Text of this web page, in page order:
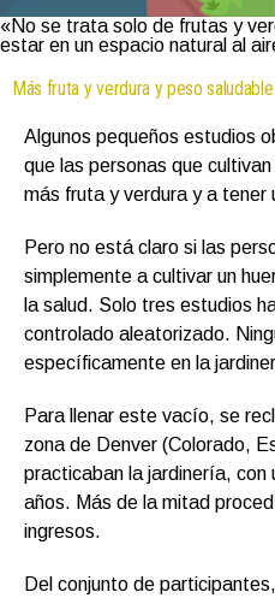
«No se trata solo de frutas y
estar en un espacio natural al
Más fruta y verdura y peso saludable
Algunos pequeños estudios
que las personas que
más fruta y verdura y a tener
Pero no está claro si las
simplemente a cultivar un
la salud. Solo tres estudios
controlado aleatorizado.
específicamente en la
Para llenar este vacío, se
zona de Denver (Colorado,
practicaban la jardinería, con
años. Más de la mitad
ingresos.
Del conjunto de